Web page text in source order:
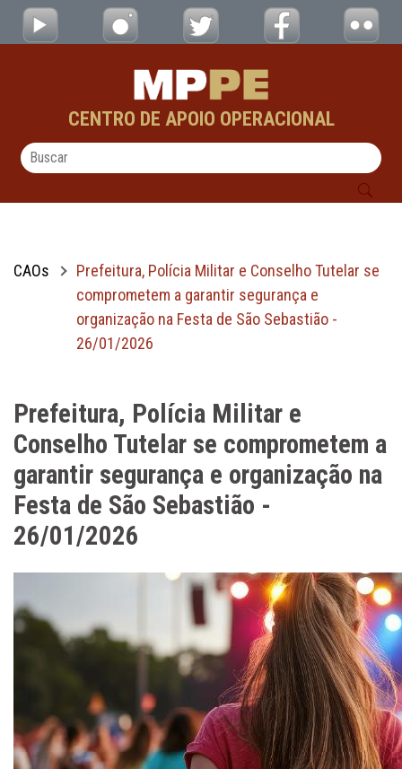
Pular para o Conteúdo principal
Prefeitura, Polícia Militar e Conselho
CENTRO DE APOIO OPERACIONAL
CAOs
Prefeitura, Polícia Militar e Conselho Tutelar se
comprometem a garantir segurança e
organização na Festa de São Sebastião -
26/01/2026
Prefeitura, Polícia Militar e
Conselho Tutelar se comprometem a
garantir segurança e organização na
Festa de São Sebastião -
26/01/2026